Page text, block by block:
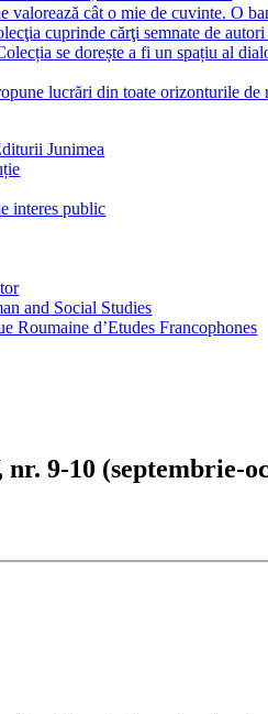
valorează cât o mie de cuvinte. O
cuprinde cărţi semnate de
se dorește a fi un spațiu al
lucrări din toate orizonturile
Junimea
interes public
and Social Studies
Roumaine d’Etudes Francophones
9-10 (septembrie-